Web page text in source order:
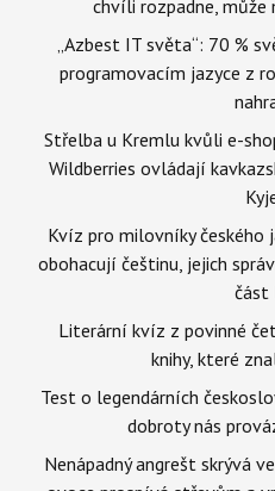
chvíli rozpadne,
„Azbest IT světa“: 70 %
programovacím jazyce z
Střelba u Kremlu kvůli e-
Wildberries ovládají
Kvíz pro milovníky českého
obohacují češtinu, jejich
část
Literární kvíz z povinné
knihy, které
Test o legendárních
dobroty nás
Nenápadný angrešt skrývá